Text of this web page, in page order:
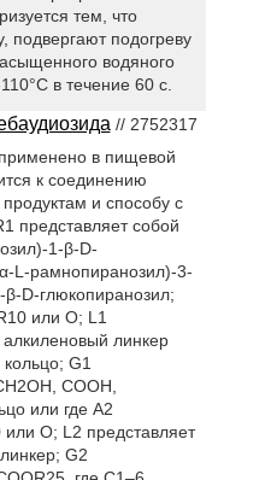
тем, что
подвергают подогреву
водяного
в течение 60 с.
// 2752317
в пищевой
к соединению
и способу с
представляет собой
1-β-D-
L-рамнопиранозил)-3-
D-глюкопиранозил;
или O; L1
линкер
G1
COOH,
или где A2
O; L2 представляет
G2